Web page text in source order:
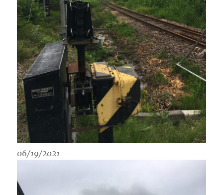
06/19/2021